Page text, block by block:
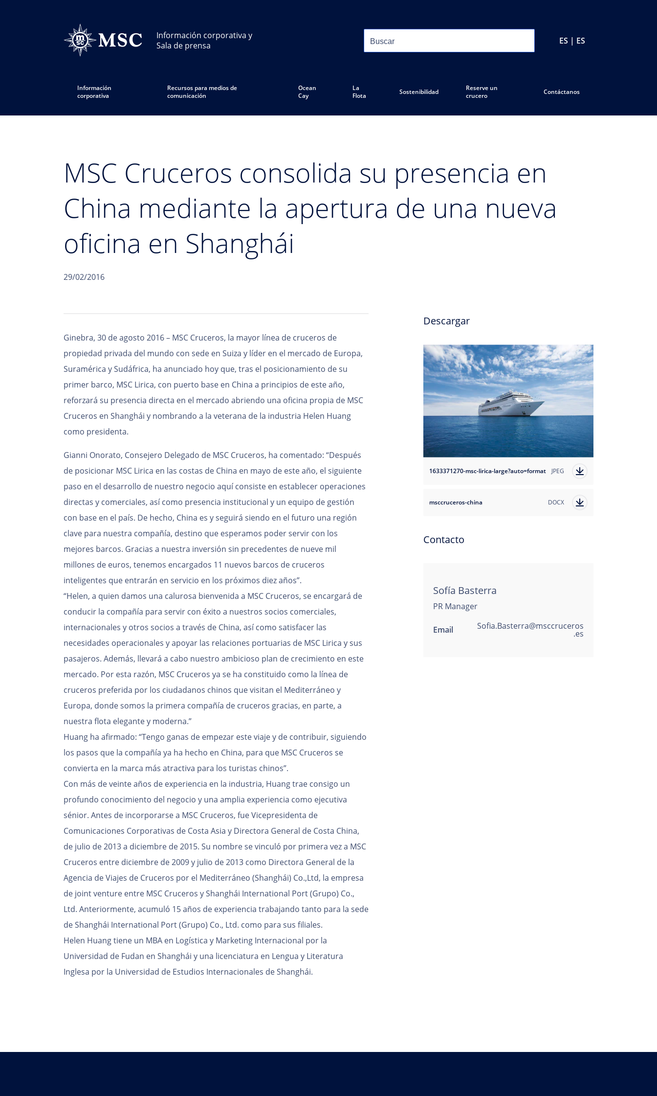
Información corporativa y
Sala de prensa
ES | ES
Información
corporativa
Recursos para medios de
comunicación
Ocean
Cay
La
Flota
Sostenibilidad
Reserve un
crucero
Contáctanos
MSC Cruceros consolida su presencia en
China mediante la apertura de una nueva
oficina en Shanghái
29/02/2016
Ginebra, 30 de agosto 2016 – MSC Cruceros, la mayor línea de cruceros de
propiedad privada del mundo con sede en Suiza y líder en el mercado de Europa,
Suramérica y Sudáfrica, ha anunciado hoy que, tras el posicionamiento de su
primer barco, MSC Lirica, con puerto base en China a principios de este año,
reforzará su presencia directa en el mercado abriendo una oficina propia de MSC
Cruceros en Shanghái y nombrando a la veterana de la industria Helen Huang
como presidenta.
Gianni Onorato, Consejero Delegado de MSC Cruceros, ha comentado: “Después
de posicionar MSC Lirica en las costas de China en mayo de este año, el siguiente
paso en el desarrollo de nuestro negocio aquí consiste en establecer operaciones
directas y comerciales, así como presencia institucional y un equipo de gestión
con base en el país. De hecho, China es y seguirá siendo en el futuro una región
clave para nuestra compañía, destino que esperamos poder servir con los
mejores barcos. Gracias a nuestra inversión sin precedentes de nueve mil
millones de euros, tenemos encargados 11 nuevos barcos de cruceros
inteligentes que entrarán en servicio en los próximos diez años”.
“Helen, a quien damos una calurosa bienvenida a MSC Cruceros, se encargará de
conducir la compañía para servir con éxito a nuestros socios comerciales,
internacionales y otros socios a través de China, así como satisfacer las
necesidades operacionales y apoyar las relaciones portuarias de MSC Lirica y sus
pasajeros. Además, llevará a cabo nuestro ambicioso plan de crecimiento en este
mercado. Por esta razón, MSC Cruceros ya se ha constituido como la línea de
cruceros preferida por los ciudadanos chinos que visitan el Mediterráneo y
Europa, donde somos la primera compañía de cruceros gracias, en parte, a
nuestra flota elegante y moderna.”
Huang ha afirmado: “Tengo ganas de empezar este viaje y de contribuir, siguiendo
los pasos que la compañía ya ha hecho en China, para que MSC Cruceros se
convierta en la marca más atractiva para los turistas chinos”.
Con más de veinte años de experiencia en la industria, Huang trae consigo un
profundo conocimiento del negocio y una amplia experiencia como ejecutiva
sénior. Antes de incorporarse a MSC Cruceros, fue Vicepresidenta de
Comunicaciones Corporativas de Costa Asia y Directora General de Costa China,
de julio de 2013 a diciembre de 2015. Su nombre se vinculó por primera vez a MSC
Cruceros entre diciembre de 2009 y julio de 2013 como Directora General de la
Agencia de Viajes de Cruceros por el Mediterráneo (Shanghái) Co.,Ltd, la empresa
de joint venture entre MSC Cruceros y Shanghái International Port (Grupo) Co.,
Ltd. Anteriormente, acumuló 15 años de experiencia trabajando tanto para la sede
de Shanghái International Port (Grupo) Co., Ltd. como para sus filiales.
Helen Huang tiene un MBA en Logística y Marketing Internacional por la
Universidad de Fudan en Shanghái y una licenciatura en Lengua y Literatura
Inglesa por la Universidad de Estudios Internacionales de Shanghái.
Descargar
1633371270-msc-lirica-large?auto=format JPEG
msccruceros-china DOCX
Contacto
Sofía Basterra
PR Manager
Email Sofia.Basterra@msccruceros
.es